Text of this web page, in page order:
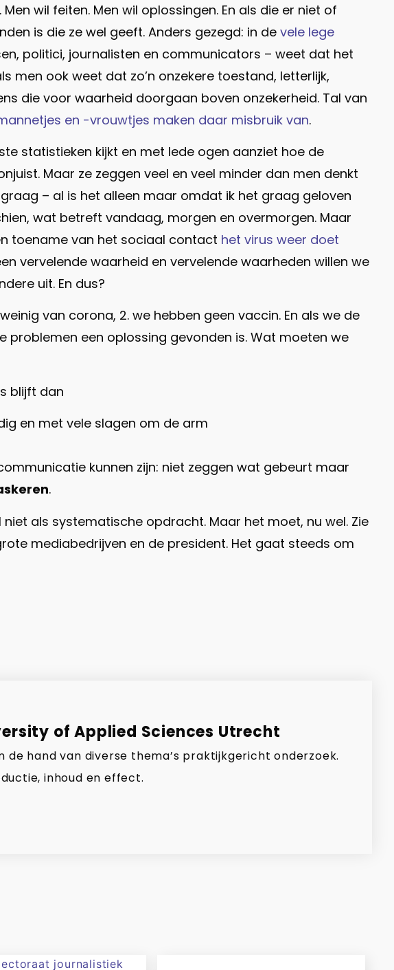
wil feiten. Men wil oplossingen. En als die er niet of
is die ze wel geeft. Anders gezegd: in de vele lege
politici, journalisten en communicators – weet dat het
ook weet dat zo’n onzekere toestand, letterlijk,
die voor waarheid doorgaan boven onzekerheid. Tal van
en -vrouwtjes maken daar misbruik van.
statistieken kijkt en met lede ogen aanziet hoe de
Maar ze zeggen veel en veel minder dan men denkt
– al is het alleen maar omdat ik het graag geloven
wat betreft vandaag, morgen en overmorgen. Maar
toename van het sociaal contact het virus weer doet
vervelende waarheid en vervelende waarheden willen we
uit. En dus?
van corona, 2. we hebben geen vaccin. En als we de
een oplossing gevonden is. Wat moeten we
blijft dan
en met vele slagen om de arm
kunnen zijn: niet zeggen wat gebeurt maar
.
als systematische opdracht. Maar het moet, nu wel. Zie
mediabedrijven en de president. Het gaat steeds om
of Applied Sciences Utrecht
hand van diverse thema’s praktijkgericht onderzoek.
inhoud en effect.